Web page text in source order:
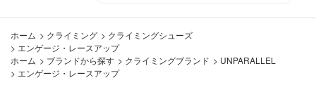
ホーム > クライミング > クライミングシューズ
> エンゲージ・レースアップ
ホーム > ブランドから探す > クライミングブランド > UNPARALLEL
> エンゲージ・レースアップ